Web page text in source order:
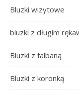
Bluzki wizytowe
bluzki z długim
Bluzki z falbaną
Bluzki z koronką